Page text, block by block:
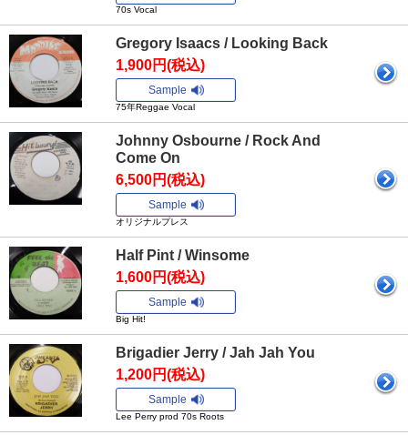
70s Vocal
Gregory Isaacs / Looking Back
1,900円(税込)
Sample
75年Reggae Vocal
Johnny Osbourne / Rock And
Come On
6,500円(税込)
Sample
オリジナルプレス
Half Pint / Winsome
1,600円(税込)
Sample
Big Hit!
Brigadier Jerry / Jah Jah You
1,200円(税込)
Sample
Lee Perry prod 70s Roots